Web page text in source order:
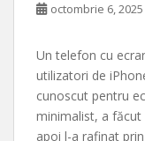
octombrie 6, 2025
Un telefon cu
utilizatori de
cunoscut pentru
minimalist, a făcut
apoi l-a rafinat